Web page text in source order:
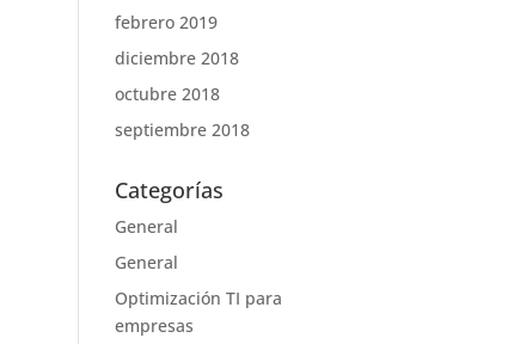
febrero 2019
diciembre 2018
octubre 2018
septiembre 2018
Categorías
General
General
Optimización TI para
empresas